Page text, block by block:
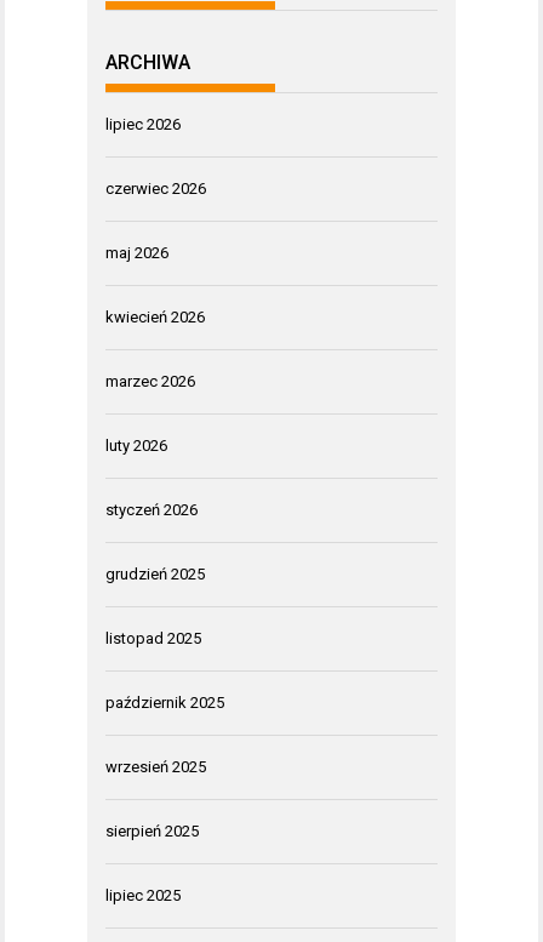
ARCHIWA
lipiec 2026
czerwiec 2026
maj 2026
kwiecień 2026
marzec 2026
luty 2026
styczeń 2026
grudzień 2025
listopad 2025
październik 2025
wrzesień 2025
sierpień 2025
lipiec 2025